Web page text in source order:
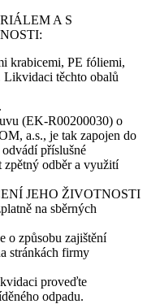
A S
krabicemi, PE fóliemi,
Likvidaci těchto obalů
(EK-R00200030) o
a.s., je tak zapojen do
příslušné
odběr a využití
JEHO ŽIVOTNOSTI
na sběrných
o způsobu zajištění
stránkách firmy
proveďte
odpadu.